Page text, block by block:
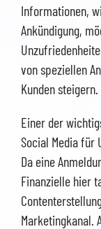
Informationen,
Ankündigung,
von speziellen
Kunden steigern.
Einer der
Social Media für
Da eine
Finanzielle hier
Marketingkanal.